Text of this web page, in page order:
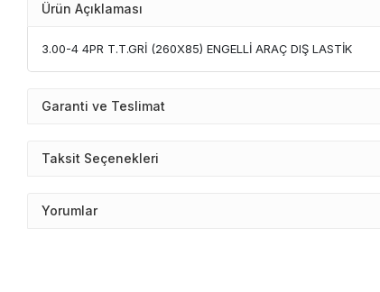
Ürün Açıklaması
3.00-4 4PR T.T.GRİ (260X85) ENGELLİ ARAÇ DIŞ LASTİK
Garanti ve Teslimat
Taksit Seçenekleri
Yorumlar